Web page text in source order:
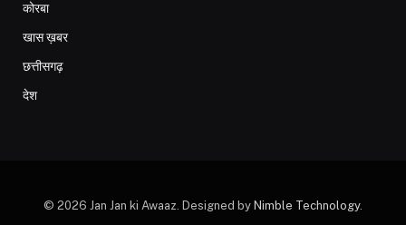
कोरबा
खास ख़बर
छत्तीसगढ़
देश
© 2026 Jan Jan ki Awaaz. Designed by Nimble Technology.